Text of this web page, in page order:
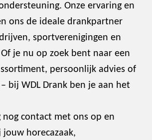
Onze ervaring en
ons de ideale drankpartner
sportverenigingen en
je nu op zoek bent naar een
persoonlijk advies of
bij WDL Drank ben je aan het
nog contact met ons op en
horecazaak,